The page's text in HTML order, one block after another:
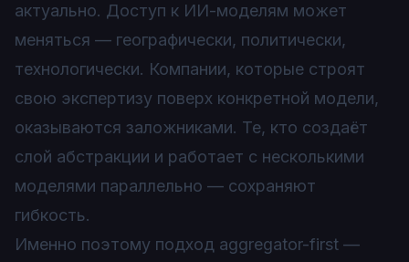
актуально. Доступ к ИИ-моделям может
меняться — географически, политически,
технологически. Компании, которые строят
свою экспертизу поверх конкретной модели,
оказываются заложниками. Те, кто создаёт
слой абстракции и работает с несколькими
моделями параллельно — сохраняют
гибкость.
Именно поэтому подход aggregator-first —